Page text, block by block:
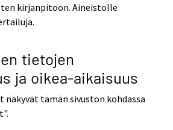
kirjanpitoon. Aineistolle
tietojen
ja oikea-aikaisuus
näkyvät tämän sivuston kohdassa